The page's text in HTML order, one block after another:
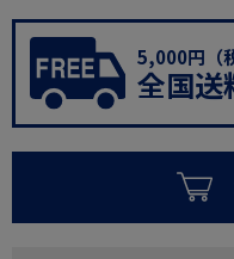
5,000円（
全国送